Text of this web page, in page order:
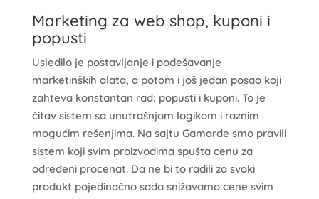
Marketing za web shop, kuponi i
popusti
Usledilo je postavljanje i podešavanje
marketinških alata, a potom i još jedan posao koji
zahteva konstantan rad: popusti i kuponi. To je
čitav sistem sa unutrašnjom logikom i raznim
mogućim rešenjima. Na sajtu Gamarde smo pravili
sistem koji svim proizvodima spušta cenu za
određeni procenat. Da ne bi to radili za svaki
produkt pojedinačno sada snižavamo cene svim